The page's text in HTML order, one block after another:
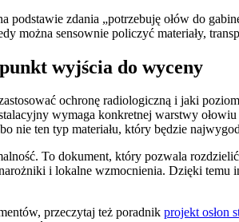
podstawie zdania „potrzebuję ołów do
można sensownie policzyć materiały,
wyjścia do wyceny
ochronę radiologiczną i jaki
wymaga konkretnej warstwy
nie ten typ materiału, który będzie
To dokument, który pozwala
i lokalne wzmocnienia. Dzięki
przeczytaj też poradnik projekt osłon